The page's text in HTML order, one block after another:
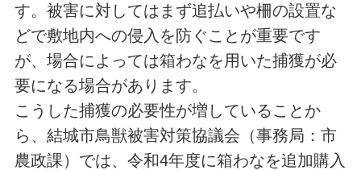
す。被害に対してはまず追払いや柵の設置な
どで敷地内への侵入を防ぐことが重要です
が、場合によっては箱わなを用いた捕獲が必
要になる場合があります。
こうした捕獲の必要性が増していることか
ら、結城市鳥獣被害対策協議会（事務局：市
農政課）では、令和4年度に箱わなを追加購入